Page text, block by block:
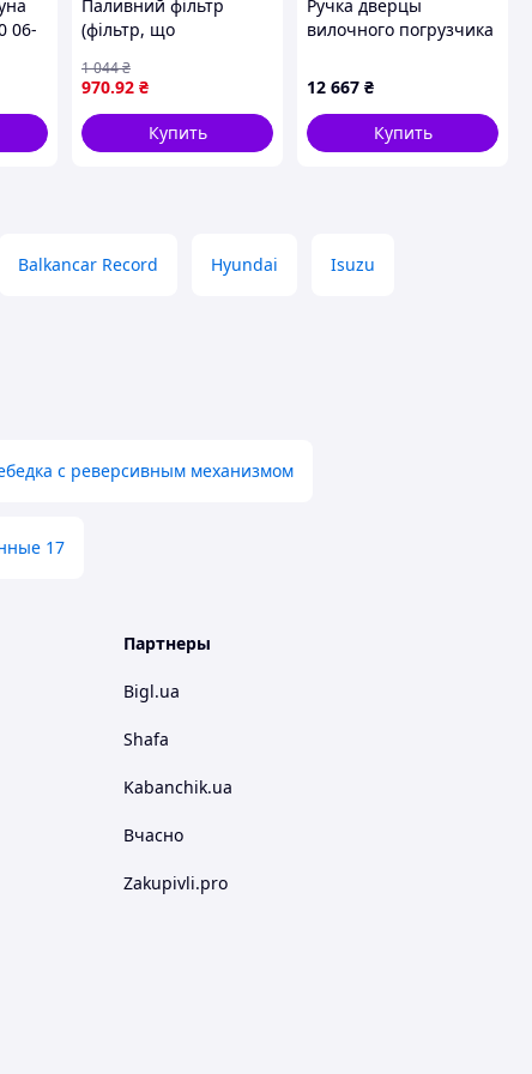
06-
Паливний фільтр
(фільтр, що
Сільськогосподарська
та будівельна техніка
12V) 168x94x72 1-
14UNS FENDT 818
970.92 ₴
1 044₴
Купить
Ручка дверцы
вилочного погрузчика
12 667 ₴
Купить
Balkancar Record Hyundai Isuzu
с реверсивным механизмом
17
Партнеры
Bigl.ua
Shafa
Kabanchik.ua
Вчасно
Zakupivli.pro